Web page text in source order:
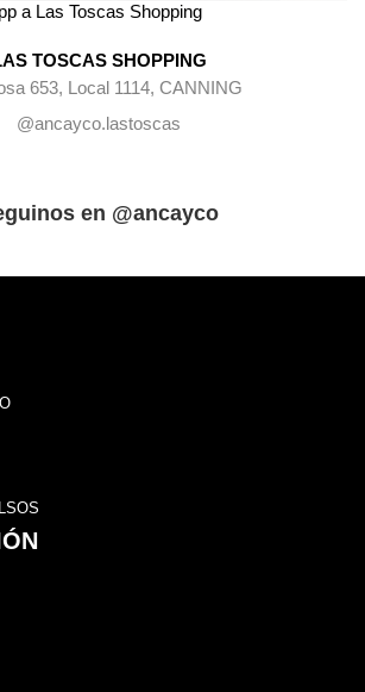
a Las Toscas Shopping
TOSCAS SHOPPING
653, Local 1114, CANNING
@ancayco.lastoscas
en @ancayco